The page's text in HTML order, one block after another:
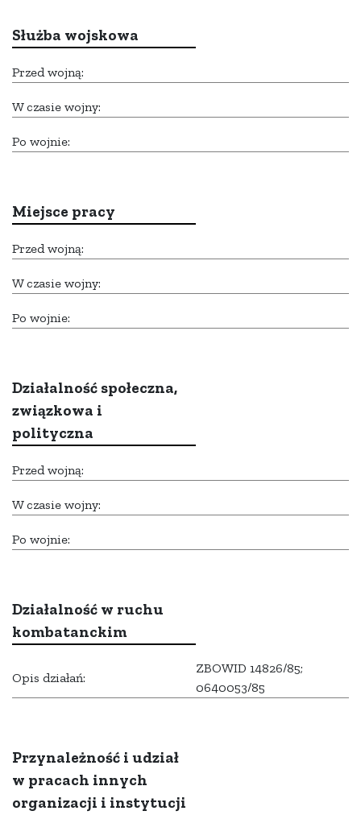
Służba wojskowa
Przed wojną:
W czasie wojny:
Po wojnie:
Miejsce pracy
Przed wojną:
W czasie wojny:
Po wojnie:
Działalność społeczna,
związkowa i
polityczna
Przed wojną:
W czasie wojny:
Po wojnie:
Działalność w ruchu
kombatanckim
Opis działań:
ZBOWID 14826/85;
0640053/85
Przynależność i udział
w pracach innych
organizacji i instytucji